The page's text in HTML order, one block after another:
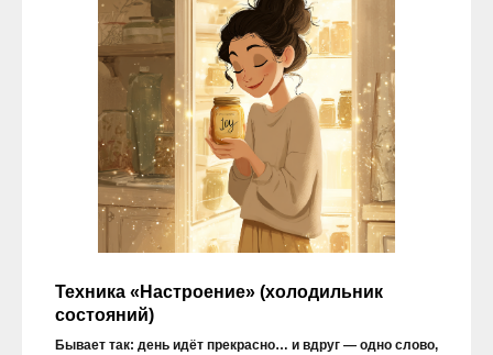
Техника «Настроение» (холодильник
состояний)
Бывает так: день идёт прекрасно… и вдруг — одно слово,